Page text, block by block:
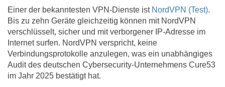
Einer der bekanntesten VPN-Dienste ist NordVPN (Test).
Bis zu zehn Geräte gleichzeitig können mit NordVPN
verschlüsselt, sicher und mit verborgener IP-Adresse im
Internet surfen. NordVPN verspricht, keine
Verbindungsprotokolle anzulegen, was ein unabhängiges
Audit des deutschen Cybersecurity-Unternehmens Cure53
im Jahr 2025 bestätigt hat.